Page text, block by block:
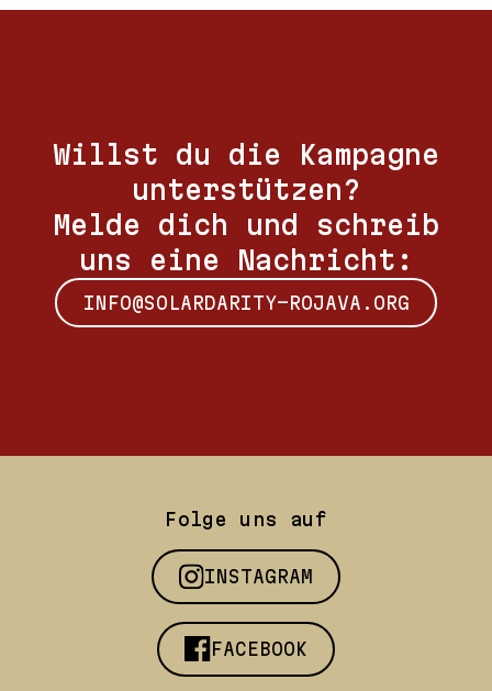
Willst du die Kampagne
unterstützen?
Melde dich und schreib
uns eine Nachricht:
INFO@SOLARDARITY-ROJAVA.ORG
Folge uns auf
INSTAGRAM
FACEBOOK